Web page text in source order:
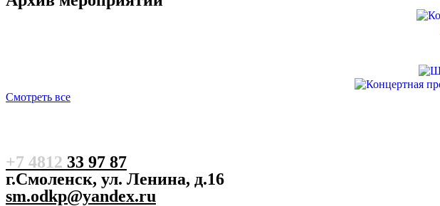
Смотреть все
+7 4812 33 97 87
г.Смоленск, ул. Ленина, д.16
sm.odkp@yandex.ru